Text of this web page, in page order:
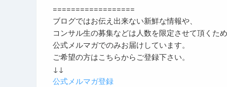
==================
ブログではお伝え出来ない新鮮な情報や、
コンサル生の募集などは人数を限定させて頂くため
公式メルマガでのみお届けしています。
ご希望の方はこちらからご登録下さい。
↓↓
公式メルマガ登録